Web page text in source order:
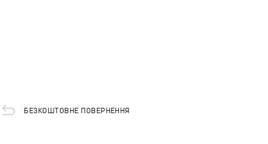
БЕЗКОШТОВНЕ ПОВЕРНЕННЯ